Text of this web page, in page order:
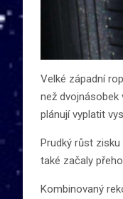
Velké západní
než dvojnásobek
plánují vyplatit
Prudký růst
také začaly
Kombinovaný